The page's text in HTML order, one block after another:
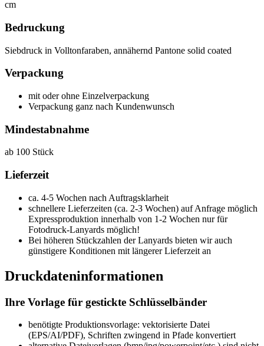
cm
Bedruckung
Siebdruck in Volltonfaraben, annähernd Pantone solid coated
Verpackung
mit oder ohne Einzelverpackung
Verpackung ganz nach Kundenwunsch
Mindestabnahme
ab 100 Stück
Lieferzeit
ca. 4-5 Wochen nach Auftragsklarheit
schnellere Lieferzeiten (ca. 2-3 Wochen) auf Anfrage möglich
Expressproduktion innerhalb von 1-2 Wochen nur für
Fotodruck-Lanyards möglich!
Bei höheren Stückzahlen der Lanyards bieten wir auch
günstigere Konditionen mit längerer Lieferzeit an
Druckdateninformationen
Ihre Vorlage für gestickte Schlüsselbänder
benötigte Produktionsvorlage: vektorisierte Datei
(EPS/AI/PDF), Schriften zwingend in Pfade konvertiert